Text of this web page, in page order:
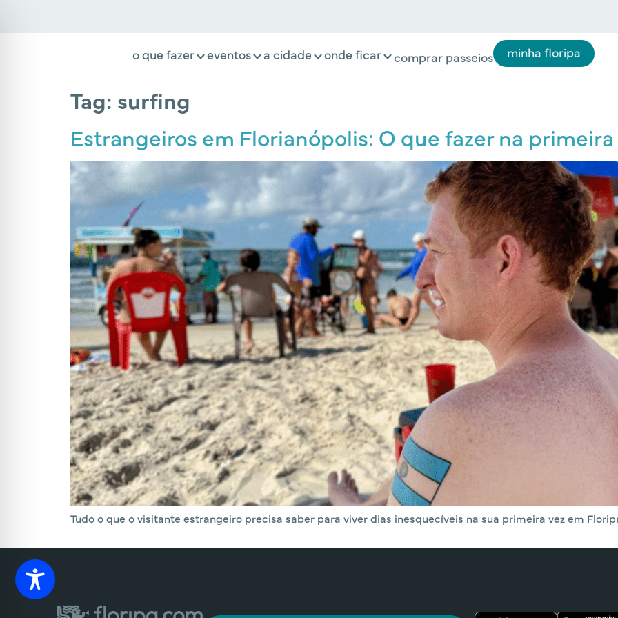
o que fazer eventos a cidade onde ficar comprar passeios minha floripa
Tag: surfing
Estrangeiros em Florianópolis: O que fazer na
Tudo o que o visitante estrangeiro precisa saber para viver dias inesquecíveis na sua primeira vez em